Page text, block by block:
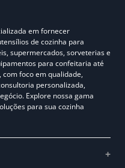
em fornecer
de cozinha para
supermercados, sorveterias e
para confeitaria até
foco em qualidade,
personalizada,
Explore nossa gama
para sua cozinha
+